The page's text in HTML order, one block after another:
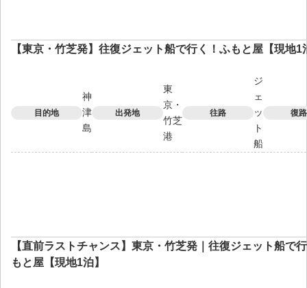
【東京・竹芝発】往復ジェット船で行く！ふもと屋【現地1
目的地
神
津
島
出発地
東
京・
竹芝
港
往路
ジ
ェ
ッ
ト
船
復路
【直前ラストチャンス】東京・竹芝発｜往復ジェット船で
もと屋【現地1泊】